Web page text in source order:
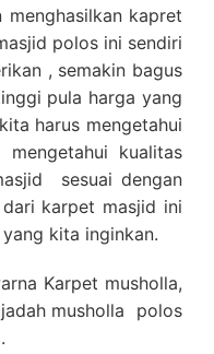
menghasilkan kapret
polos ini sendiri
, semakin bagus
pula harga yang
harus mengetahui
kualitas
sesuai dengan
karpet masjid ini
kita inginkan.
Karpet musholla,
musholla polos